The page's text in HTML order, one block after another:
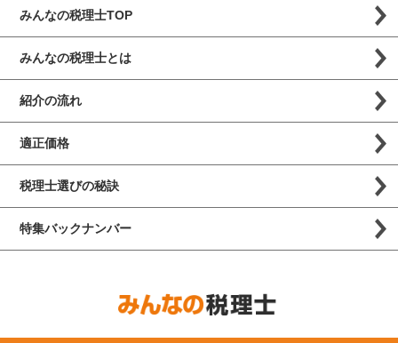
みんなの税理士TOP
みんなの税理士とは
紹介の流れ
適正価格
税理士選びの秘訣
特集バックナンバー